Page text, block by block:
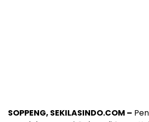
SOPPENG, SEKILASINDO.COM –